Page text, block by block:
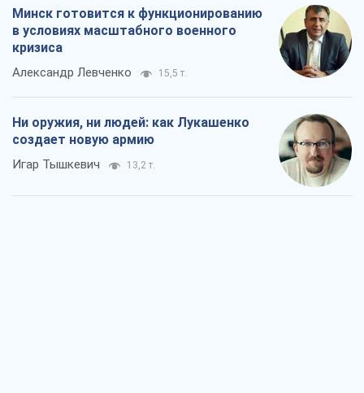
Минск готовится к функционированию
в условиях масштабного военного
кризиса
Александр Левченко 15,5 т.
Ни оружия, ни людей: как Лукашенко
создает новую армию
Игар Тышкевич 13,2 т.